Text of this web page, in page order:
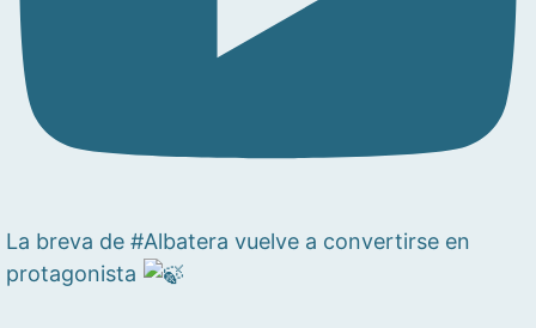
La breva de #Albatera vuelve a convertirse en
protagonista